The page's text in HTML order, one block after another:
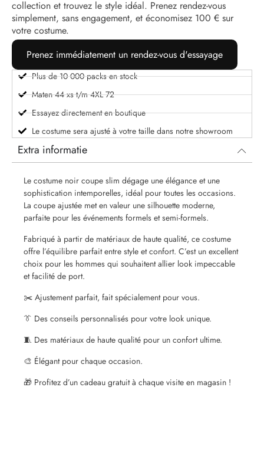
collection et trouvez le style idéal. Prenez rendez-vous
simplement, sans engagement, et économisez 100 € sur
votre costume.
Prenez immédiatement un rendez-vous d'essayage
Plus de 10 000 packs en stock
Maten 44 xs t/m 4XL 72
Essayez directement en boutique
Le costume sera ajusté à votre taille dans notre showroom
Extra informatie
Le costume noir coupe slim dégage une élégance et une
sophistication intemporelles, idéal pour toutes les occasions.
La coupe ajustée met en valeur une silhouette moderne,
parfaite pour les événements formels et semi-formels.
Fabriqué à partir de matériaux de haute qualité, ce costume
offre l’équilibre parfait entre style et confort. C’est un excellent
choix pour les hommes qui souhaitent allier look impeccable
et facilité de port.
✂️ Ajustement parfait, fait spécialement pour vous.
👔 Des conseils personnalisés pour votre look unique.
🧵 Des matériaux de haute qualité pour un confort ultime.
🎨 Élégant pour chaque occasion.
🎁 Profitez d’un cadeau gratuit à chaque visite en magasin !